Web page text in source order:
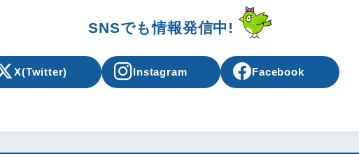
SNSでも情報発信中!
X(Twitter) Instagram Facebook